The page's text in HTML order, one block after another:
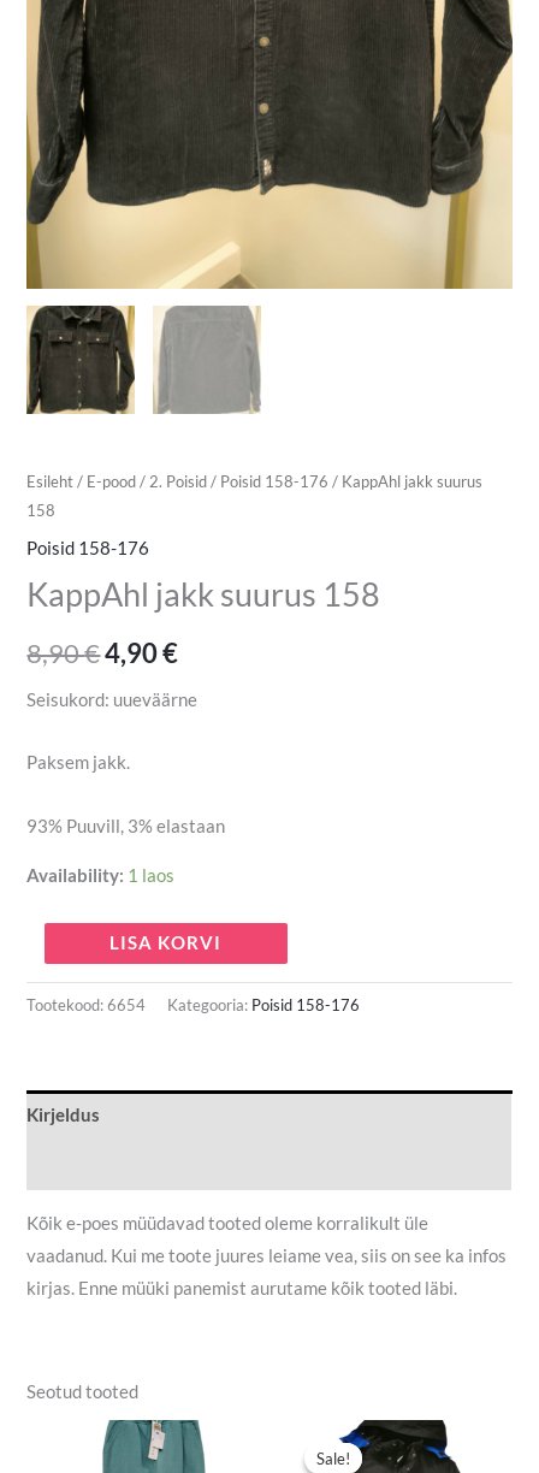
Esileht/ E-pood/ 2. Poisid/ Poisid 158-176 / KappAhl jakk suurus
158
Poisid 158-176
KappAhl jakk suurus 158
8,90€4,90€
Seisukord: uueväärne
Paksem jakk.
93% Puuvill, 3% elastaan
Availability: 1 laos
LISA KORVI
Tootekood:6654 Kategooria: Poisid 158-176
Kirjeldus
Kõik e-poes müüdavad tooted oleme korralikult üle
vaadanud. Kui me toote juures leiame vea, siis on see ka infos
kirjas. Enne müüki panemist aurutame kõik tooted läbi.
Seotud tooted
Sale!
Sale!
Algne
hind
oli:
Praegune
hind
on: